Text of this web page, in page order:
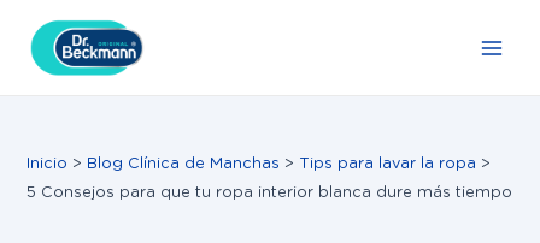
contenido
Inicio Blog Clínica de Manchas
Tips para lavar la ropa
5 Consejos para que tu ropa interior blanca dure más tiempo
de
entradas